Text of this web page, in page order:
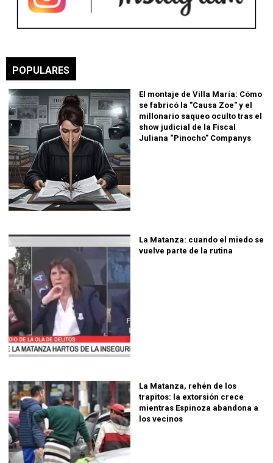
POPULARES
El montaje de Villa María: Cómo
se fabricó la "Causa Zoe" y el
millonario saqueo oculto tras el
show judicial de la Fiscal
Juliana “Pinocho” Companys
La Matanza: cuando el miedo se
vuelve parte de la rutina
La Matanza, rehén de los
trapitos: la extorsión crece
mientras Espinoza abandona a
los vecinos